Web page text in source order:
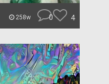
258w 0 4